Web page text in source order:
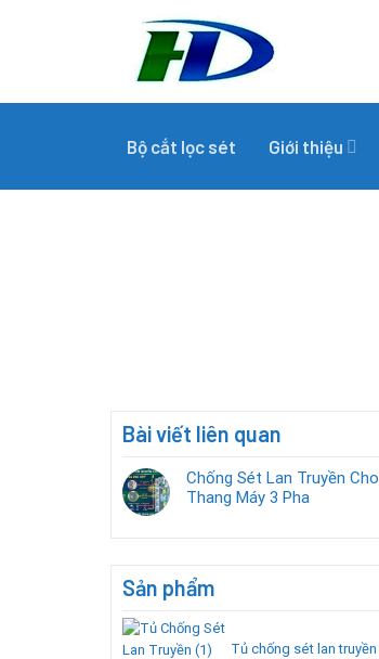
Bộ cắt lọc sét Giới thiệu
Bài viết liên quan
Chống Sét Lan Truyền Cho
Thang Máy 3 Pha
Sản phẩm
Tủ chống sét lan truyền